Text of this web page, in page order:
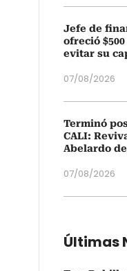
Jefe de
ofreció
evitar su
07/08/2026
Terminó
CALI:
Abelardo
07/08/2026
Últimas